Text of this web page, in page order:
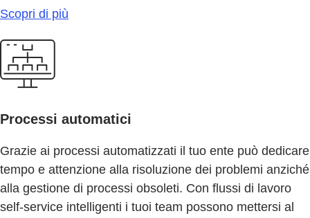
Scopri di più
Processi automatici
Grazie ai processi automatizzati il tuo ente può dedicare
tempo e attenzione alla risoluzione dei problemi anziché
alla gestione di processi obsoleti. Con flussi di lavoro
self-service intelligenti i tuoi team possono mettersi al